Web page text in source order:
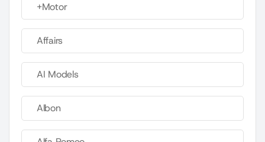
+Motor
Affairs
AI Models
Albon